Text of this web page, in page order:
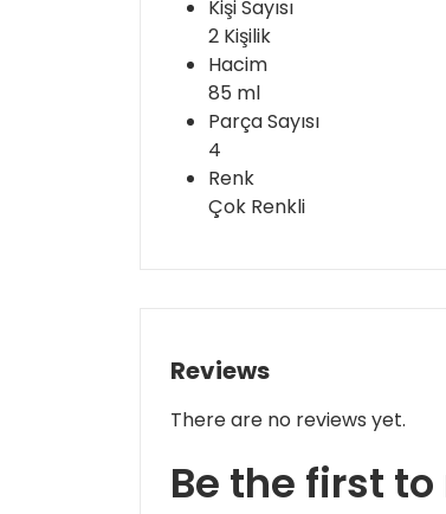
Kişi Sayısı
2 Kişilik
Hacim
85 ml
Parça Sayısı
4
Renk
Çok Renkli
Reviews
There are no reviews yet.
Be the first to